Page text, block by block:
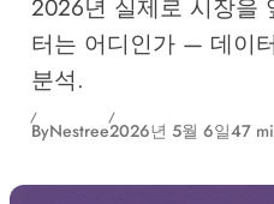
2026년 실제로 시장을
터는 어디인가 — 데이
분석.
ByNestree2026년 5월 6일47